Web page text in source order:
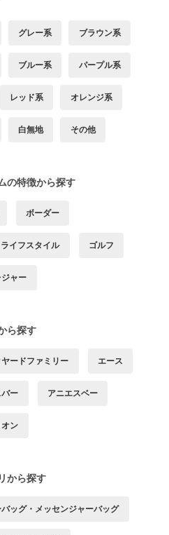
グレー系 ブラウン系
ブルー系 パープル系
レッド系 オレンジ系
白無地 その他
の特徴から探す
ボーダー
ライフスタイル ゴルフ
ャー
ら探す
ードファミリー エース
ー アニエスベー
ン
から探す
ッグ・メッセンジャーバッグ